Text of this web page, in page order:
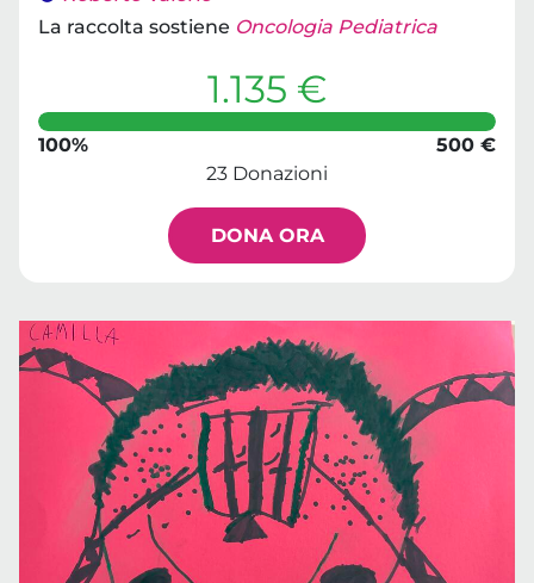
La raccolta sostiene Oncologia Pediatrica
1.135 €
100%
500 €
23 Donazioni
DONA ORA